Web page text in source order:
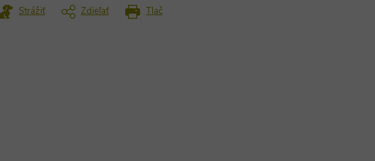
Tlač
Strážiť Zdieľať